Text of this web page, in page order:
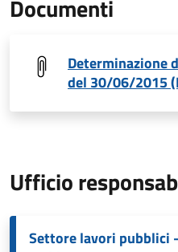
Documenti
Determinazione
del 30/06/2015
Ufficio
Settore lavori pubblici